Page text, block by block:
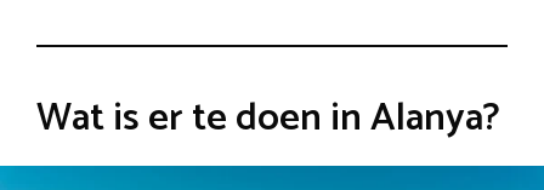
Wat is er te doen in Alanya?